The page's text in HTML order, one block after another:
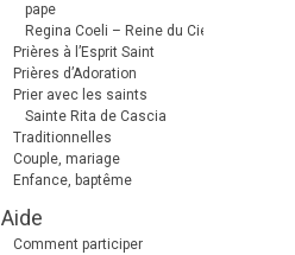
pape
Regina Coeli – Reine du Ciel
Prières à l’Esprit Saint
Prières d’Adoration
Prier avec les saints
Sainte Rita de Cascia
Traditionnelles
Couple, mariage
Enfance, baptême
Aide
Comment participer